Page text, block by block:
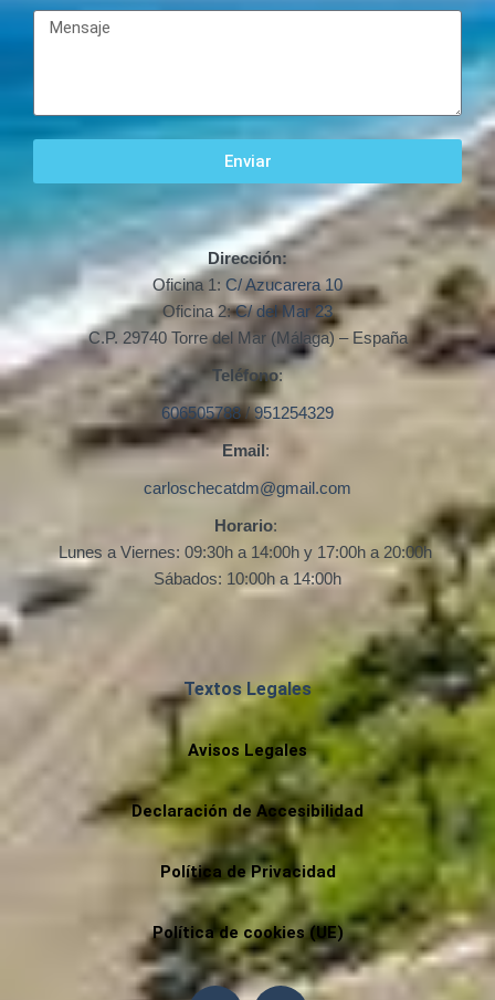
Enviar
Dirección:
Oficina 1: C/ Azucarera 10
Oficina 2:C/ del Mar 23
C.P. 29740 Torre del Mar (Málaga) – España
Teléfono:
606505788/951254329
Email:
carloschecatdm@gmail.com
Horario:
Lunes a Viernes: 09:30h a 14:00h y 17:00h a 20:00h
Sábados: 10:00h a 14:00h
Textos Legales
Avisos Legales
Declaración de Accesibilidad
Política de Privacidad
Política de cookies (UE)